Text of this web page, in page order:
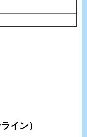
イン）